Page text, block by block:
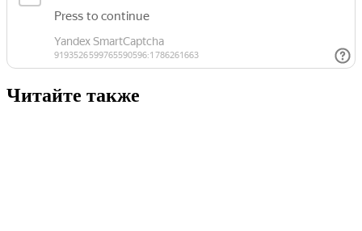
Читайте также